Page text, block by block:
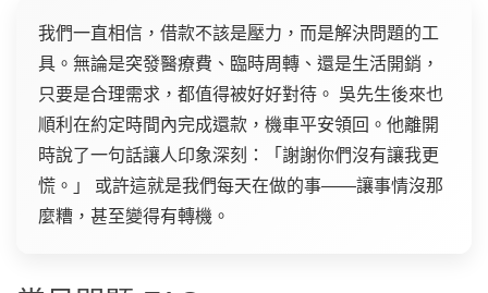
我們一直相信，借款不該是壓力，而是解決問題的工
具。無論是突發醫療費、臨時周轉、還是生活開銷，
只要是合理需求，都值得被好好對待。 吳先生後來也
順利在約定時間內完成還款，機車平安領回。他離開
時說了一句話讓人印象深刻：「謝謝你們沒有讓我更
慌。」 或許這就是我們每天在做的事——讓事情沒那
麼糟，甚至變得有轉機。